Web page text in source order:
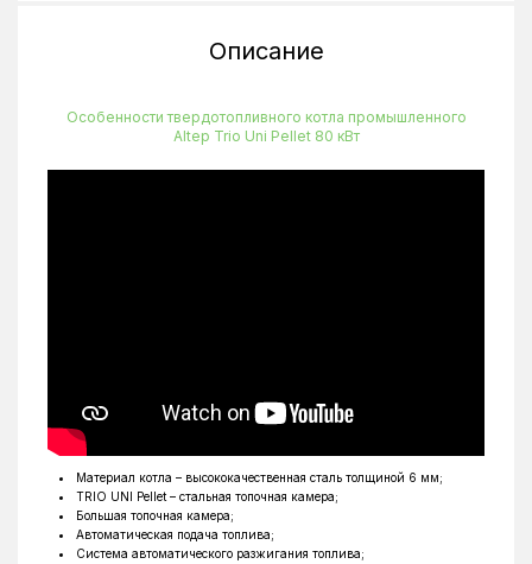
Описание
Особенности твердотопливного котла промышленного
Altep Trio Uni Pellet 80 кВт
Материал котла – высококачественная сталь толщиной 6 мм;
TRIO UNI Pellet – стальная топочная камера;
Большая топочная камера;
Автоматическая подача топлива;
Система автоматического разжигания топлива;